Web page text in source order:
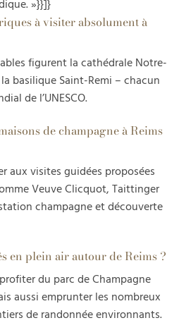
»}}]}
à visiter absolument à
figurent la cathédrale Notre-
basilique Saint-Remi – chacun
de l’UNESCO.
de champagne à Reims
aux visites guidées proposées
Veuve Clicquot, Taittinger
champagne et découverte
en plein air autour de Reims ?
du parc de Champagne
aussi emprunter les nombreux
de randonnée environnants.